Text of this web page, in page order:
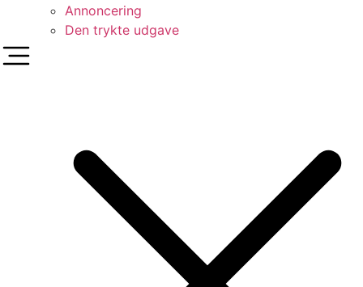
Annoncering
Den trykte udgave